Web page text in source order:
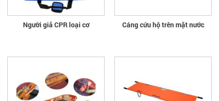
Người giả CPR loại cơ Cáng cứu hộ trên mặt nước